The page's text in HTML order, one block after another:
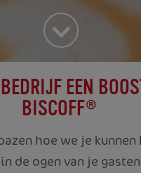
EEN
BISCOFF®
hoe we je
de ogen van je